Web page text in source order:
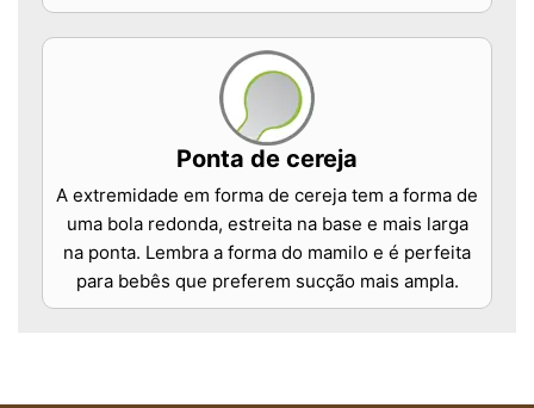
Ponta de cereja
A extremidade em forma de cereja tem a forma de
uma bola redonda, estreita na base e mais larga
na ponta. Lembra a forma do mamilo e é perfeita
para bebês que preferem sucção mais ampla.